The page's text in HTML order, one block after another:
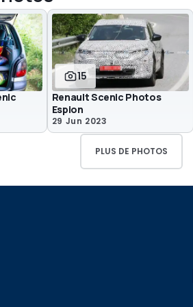
15
Renault Scenic Photos
Espion
29 Jun 2023
PLUS DE PHOTOS